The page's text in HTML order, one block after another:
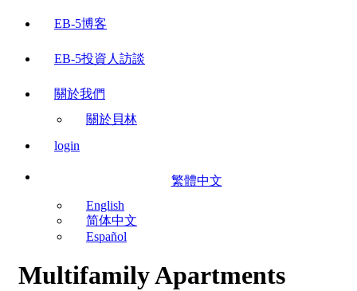
EB-5博客
EB-5投資人訪談
關於我們
關於貝林
login
繁體中文
English
简体中文
Español
Multifamily Apartments